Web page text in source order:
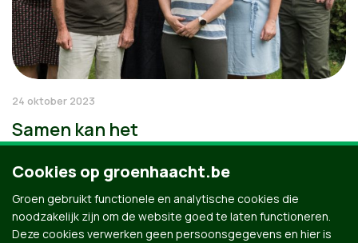
24 oktober 2023
Samen kan het
Cookies op groenhaacht.be
Groen gebruikt functionele en analytische cookies die
noodzakelijk zijn om de website goed te laten functioneren.
Deze cookies verwerken geen persoonsgegevens en hier is